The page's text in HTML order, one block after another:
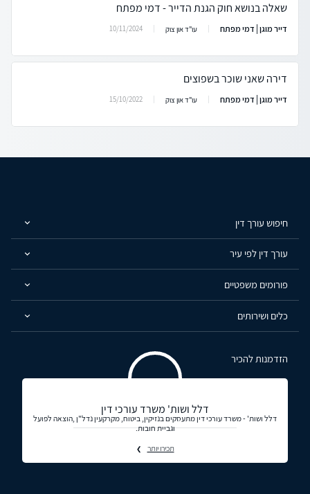
שאלה בנושא חוק הגנת הדייר - דמי מפתח
דייר מוגן | דמי מפתח עו"ד און צוק 10/11/2024
דירה שאני שוכר בשפוצים
דייר מוגן | דמי מפתח עו"ד און צוק 15/10/2022
חיפוש עורך דין
עורך דין לפי עיר
פורומים משפטיים
כלים ושירותים
הזדמנות להכיר
דלל ושות' משרד עורכי דין
דלל ושות' - משרד עורכי דין מתעסקים בנזיקין, ביטוח, מקרקעין נדל"ן ,הוצאה לפועל
וגביית חובות.
תכירו יותר